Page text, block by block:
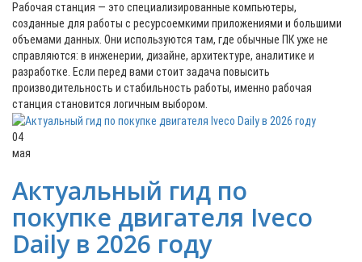
Рабочая станция — это специализированные компьютеры,
созданные для работы с ресурсоемкими приложениями и большими
объемами данных. Они используются там, где обычные ПК уже не
справляются: в инженерии, дизайне, архитектуре, аналитике и
разработке. Если перед вами стоит задача повысить
производительность и стабильность работы, именно рабочая
станция становится логичным выбором.
04
мая
Актуальный гид по
покупке двигателя Iveco
Daily в 2026 году